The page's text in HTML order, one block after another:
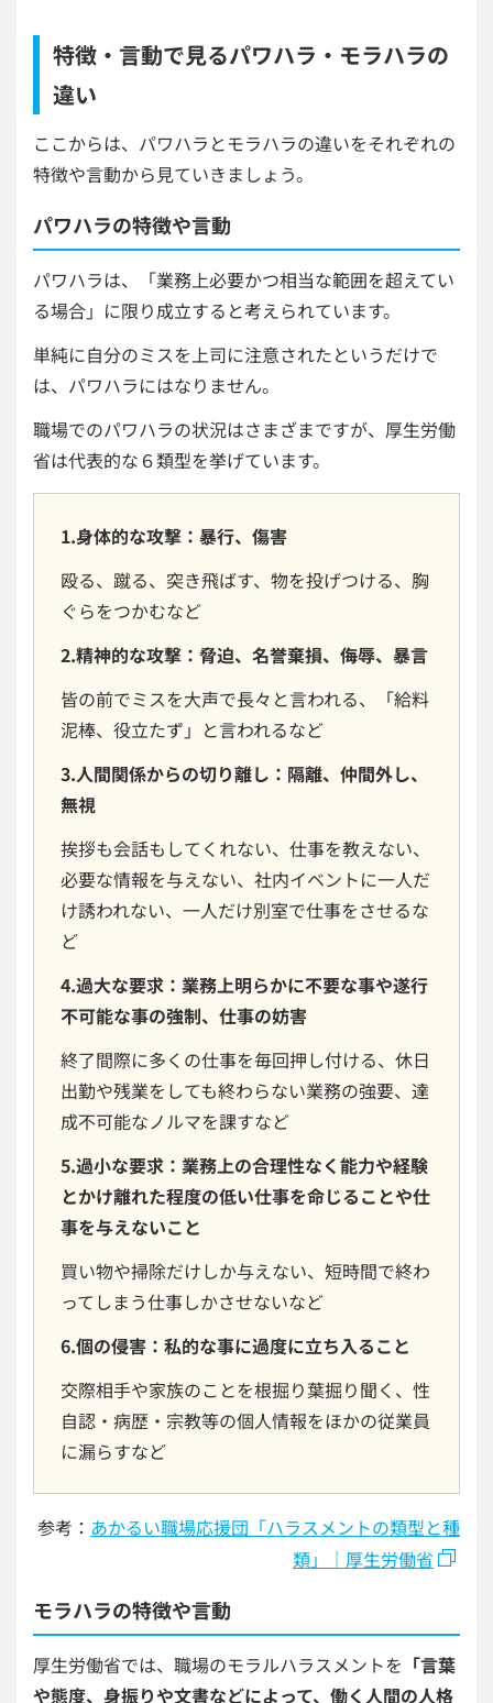
特徴・言動で見るパワハラ・モラハラの
違い
ここからは、パワハラとモラハラの違いをそれぞれの
特徴や言動から見ていきましょう。
パワハラの特徴や言動
パワハラは、「業務上必要かつ相当な範囲を超えてい
る場合」に限り成立すると考えられています。
単純に自分のミスを上司に注意されたというだけで
は、パワハラにはなりません。
職場でのパワハラの状況はさまざまですが、厚生労働
省は代表的な６類型を挙げています。
1.身体的な攻撃：暴行、傷害
殴る、蹴る、突き飛ばす、物を投げつける、胸
ぐらをつかむなど
2.精神的な攻撃：脅迫、名誉棄損、侮辱、暴言
皆の前でミスを大声で長々と言われる、「給料
泥棒、役立たず」と言われるなど
3.人間関係からの切り離し：隔離、仲間外し、
無視
挨拶も会話もしてくれない、仕事を教えない、
必要な情報を与えない、社内イベントに一人だ
け誘われない、一人だけ別室で仕事をさせるな
ど
4.過大な要求：業務上明らかに不要な事や遂行
不可能な事の強制、仕事の妨害
終了間際に多くの仕事を毎回押し付ける、休日
出勤や残業をしても終わらない業務の強要、達
成不可能なノルマを課すなど
5.過小な要求：業務上の合理性なく能力や経験
とかけ離れた程度の低い仕事を命じることや仕
事を与えないこと
買い物や掃除だけしか与えない、短時間で終わ
ってしまう仕事しかさせないなど
6.個の侵害：私的な事に過度に立ち入ること
交際相手や家族のことを根掘り葉掘り聞く、性
自認・病歴・宗教等の個人情報をほかの従業員
に漏らすなど
参考： あかるい職場応援団「ハラスメントの類型と種
類」｜厚生労働省
モラハラの特徴や言動
厚生労働省では、職場のモラルハラスメントを 「言葉
や態度、身振りや文書などによって、働く人間の人格